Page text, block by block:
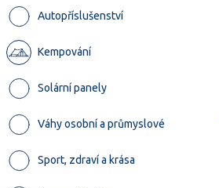
Autopříslušenství
Kempování
Solární panely
Váhy osobní a průmyslové
Sport, zdraví a krása